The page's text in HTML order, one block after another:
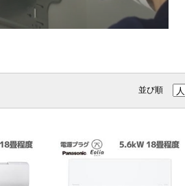
並び順